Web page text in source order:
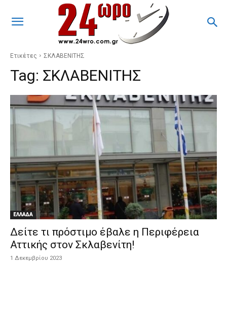
Ετικέτες ΣΚΛΑΒΕΝΙΤΗΣ
Tag: ΣΚΛΑΒΕΝΙΤΗΣ
ΕΛΛΑΔΑ
Δείτε τι πρόστιμο έβαλε η Περιφέρεια
Αττικής στον Σκλαβενίτη!
1 Δεκεμβρίου 2023